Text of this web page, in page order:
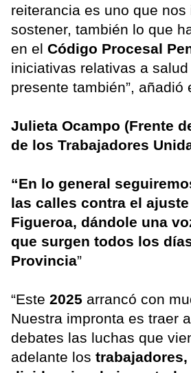
reiterancia es uno que nos
sostener, también lo que
en el Código Procesal
iniciativas relativas a
presente también”, añadió
Julieta Ocampo (Frente
de los Trabajadores
“En lo general
las calles contra el
Figueroa, dándole una
que surgen todos los
Provincia”
“Este 2025 arrancó con
Nuestra impronta es traer
debates las luchas que
adelante los